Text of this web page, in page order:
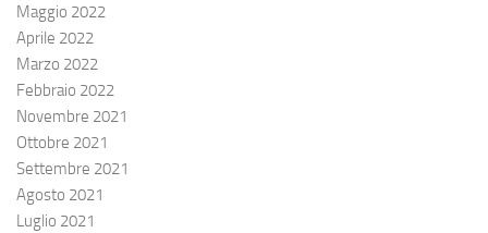
Maggio 2022
Aprile 2022
Marzo 2022
Febbraio 2022
Novembre 2021
Ottobre 2021
Settembre 2021
Agosto 2021
Luglio 2021